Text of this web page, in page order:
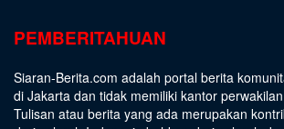
PEMBERITAHUAN
Siaran-Berita.com adalah portal berita
di Jakarta dan tidak memiliki kantor
Tulisan atau berita yang ada merupakan